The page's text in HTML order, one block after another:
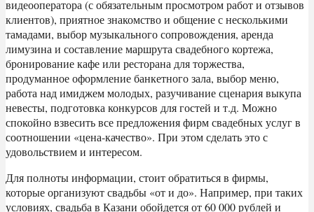
видеооператора (с обязательным просмотром работ и отзывов
клиентов), приятное знакомство и общение с несколькими
тамадами, выбор музыкального сопровождения, аренда
лимузина и составление маршрута свадебного кортежа,
бронирование кафе или ресторана для торжества,
продуманное оформление банкетного зала, выбор меню,
работа над имиджем молодых, разучивание сценария выкупа
невесты, подготовка конкурсов для гостей и т.д. Можно
спокойно взвесить все предложения фирм свадебных услуг в
соотношении «цена-качество». При этом сделать это с
удовольствием и интересом.
Для полноты информации, стоит обратиться в фирмы,
которые организуют свадьбы «от и до». Например, при таких
условиях, свадьба в Казани обойдется от 60 000 рублей и